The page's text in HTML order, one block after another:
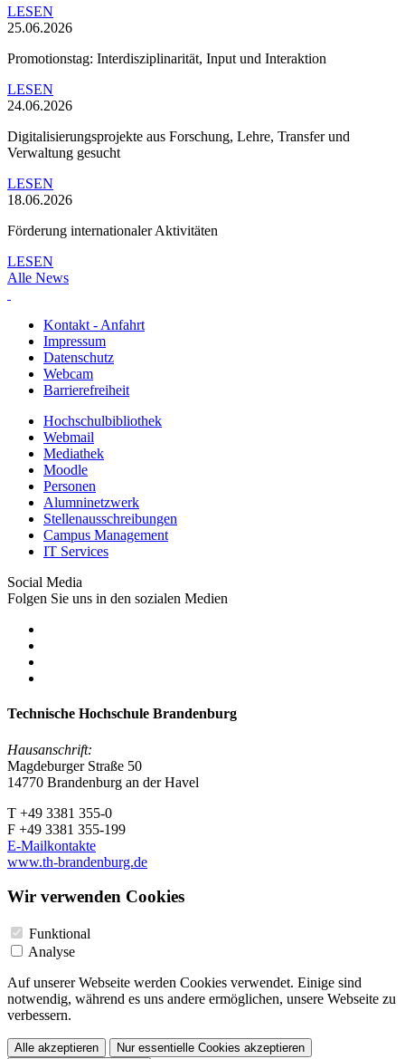
LESEN
25.06.2026
Promotionstag: Interdisziplinarität, Input und Interaktion
LESEN
24.06.2026
Digitalisierungsprojekte aus Forschung, Lehre, Transfer und
Verwaltung gesucht
LESEN
18.06.2026
Förderung internationaler Aktivitäten
LESEN
Alle News
Kontakt - Anfahrt
Impressum
Datenschutz
Webcam
Barrierefreiheit
Hochschulbibliothek
Webmail
Mediathek
Moodle
Personen
Alumninetzwerk
Stellenausschreibungen
Campus Management
IT Services
Social Media
Folgen Sie uns in den sozialen Medien
Technische Hochschule Brandenburg
Hausanschrift:
Magdeburger Straße 50
14770 Brandenburg an der Havel
T +49 3381 355-0
F +49 3381 355-199
E-Mailkontakte
www.th-brandenburg.de
Wir verwenden Cookies
Funktional
Analyse
Auf unserer Webseite werden Cookies verwendet. Einige sind
notwendig, während es uns andere ermöglichen, unsere Webseite zu
verbessern.
Alle akzeptieren Nur essentielle Cookies akzeptieren